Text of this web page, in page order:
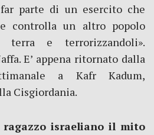
parte di un esercito che
controlla un altro popolo
terra e terrorizzandoli».
E’ appena ritornato dalla
a Kafr Kadum,
Cisgiordania.
ragazzo israeliano il mito